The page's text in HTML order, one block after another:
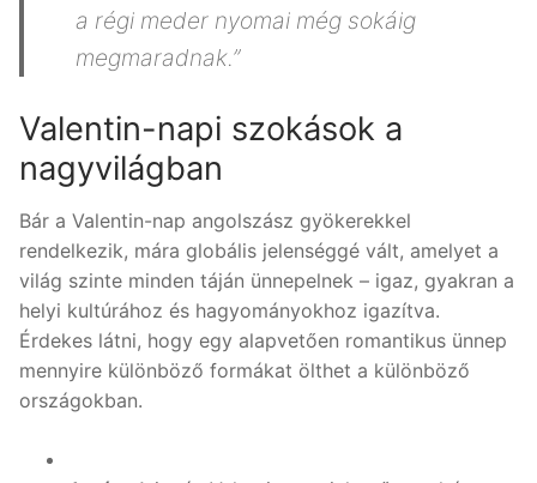
a régi meder nyomai még sokáig
megmaradnak.”
Valentin-napi szokások a
nagyvilágban
Bár a Valentin-nap angolszász gyökerekkel
rendelkezik, mára globális jelenséggé vált, amelyet a
világ szinte minden táján ünnepelnek – igaz, gyakran a
helyi kultúrához és hagyományokhoz igazítva.
Érdekes látni, hogy egy alapvetően romantikus ünnep
mennyire különböző formákat ölthet a különböző
országokban.